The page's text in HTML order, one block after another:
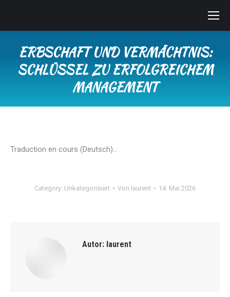
ERBSCHAFT UND VERMÄCHTNIS:
SCHLÜSSEL ZU ERFOLGREICHEM
MANAGEMENT
Traduction en cours (Deutsch)…
Category: Unkategorisiert Von laurent 14. Mai 2026
Autor: laurent